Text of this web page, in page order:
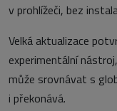
v prohlížeči, bez
Velká aktualizace
experimentální
může srovnávat s
i překonává.